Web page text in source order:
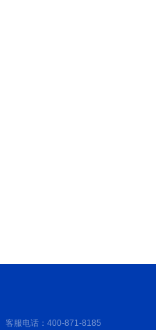
：优质防水公司的6项核心资质
客服电话：400-871-8185